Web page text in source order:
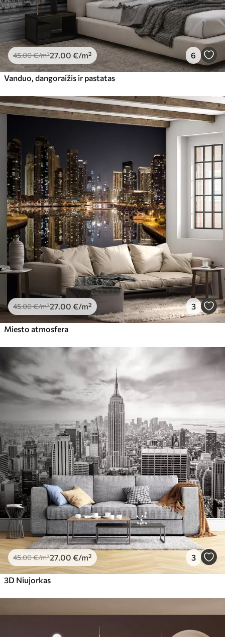
Peel and Stick
.99 €
45.00€/m²27 .00 €/m² 6
Vanduo, dangoraižis ir pastatas
45.00€/m²27 .00 €/m² 3
Miesto atmosfera
45.00€/m²27 .00 €/m² 3
3D Niujorkas